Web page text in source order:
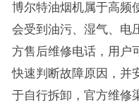
博尔特油烟机属于高频
会受到油污、湿气、电
方售后维修电话，用户
快速判断故障原因，并
于自行拆卸，官方维修